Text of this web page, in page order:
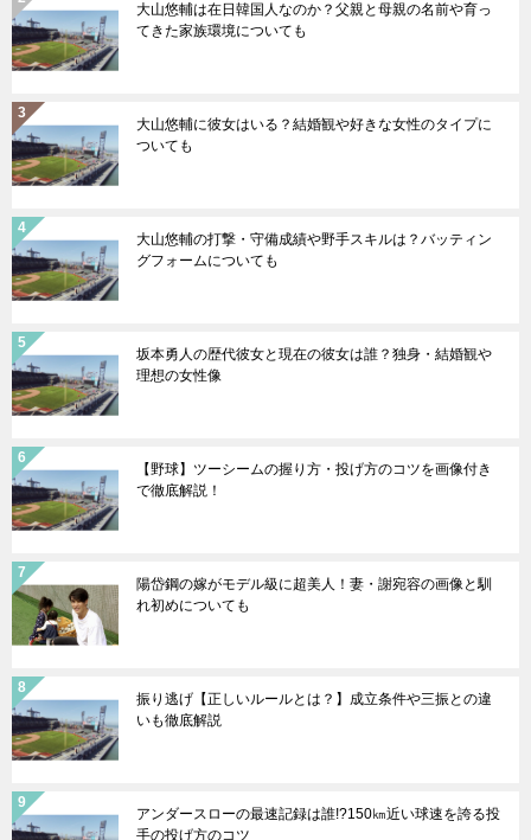
大山悠輔は在日韓国人なのか？父親と母親の名前や育っ
てきた家族環境についても
大山悠輔に彼女はいる？結婚観や好きな女性のタイプに
ついても
大山悠輔の打撃・守備成績や野手スキルは？バッティン
グフォームについても
坂本勇人の歴代彼女と現在の彼女は誰？独身・結婚観や
理想の女性像
【野球】ツーシームの握り方・投げ方のコツを画像付き
で徹底解説！
陽岱鋼の嫁がモデル級に超美人！妻・謝宛容の画像と馴
れ初めについても
振り逃げ【正しいルールとは？】成立条件や三振との違
いも徹底解説
アンダースローの最速記録は誰!?150㎞近い球速を誇る投
手の投げ方のコツ